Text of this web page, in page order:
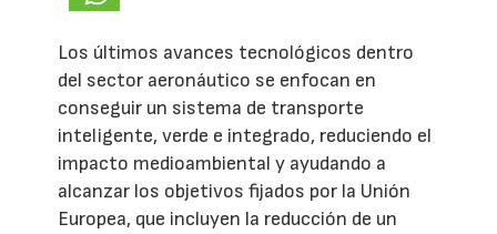
Los últimos avances tecnológicos dentro
del sector aeronáutico se enfocan en
conseguir un sistema de transporte
inteligente, verde e integrado, reduciendo el
impacto medioambiental y ayudando a
alcanzar los objetivos fijados por la Unión
Europea, que incluyen la reducción de un